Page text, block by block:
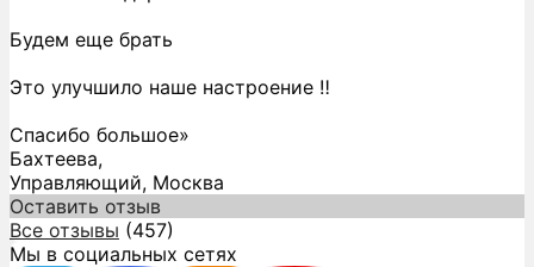
Будем еще брать
Это улучшило наше настроение ‼️
Спасибо большое»
Бахтеева,
Управляющий, Москва
Оставить отзыв
Все отзывы (457)
Мы в социальных сетях